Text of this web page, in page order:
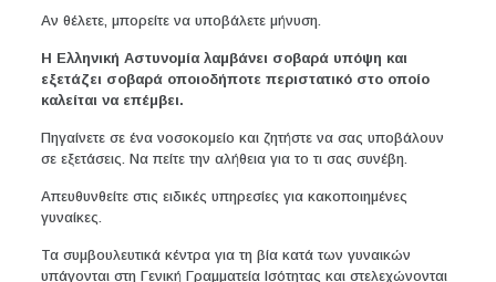
Αν θέλετε, μπορείτε να υποβάλετε μήνυση.
Η Ελληνική Αστυνομία λαμβάνει σοβαρά υπόψη και
εξετάζει σοβαρά οποιοδήποτε περιστατικό στο οποίο
καλείται να επέμβει.
Πηγαίνετε σε ένα νοσοκομείο και ζητήστε να σας υποβάλουν
σε εξετάσεις. Να πείτε την αλήθεια για το τι σας συνέβη.
Απευθυνθείτε στις ειδικές υπηρεσίες για κακοποιημένες
γυναίκες.
Τα συμβουλευτικά κέντρα για τη βία κατά των γυναικών
υπάγονται στη Γενική Γραμματεία Ισότητας και στελεχώνονται